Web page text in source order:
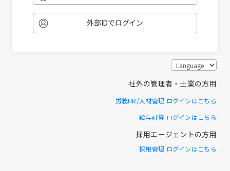
外部IDでログイン
社外の管理者・士業の方用
労務HR/人材管理 ログインはこちら
給与計算 ログインはこちら
採用エージェントの方用
採用管理 ログインはこちら